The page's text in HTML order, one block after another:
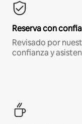
Reserva con
Revisado por
confianza y